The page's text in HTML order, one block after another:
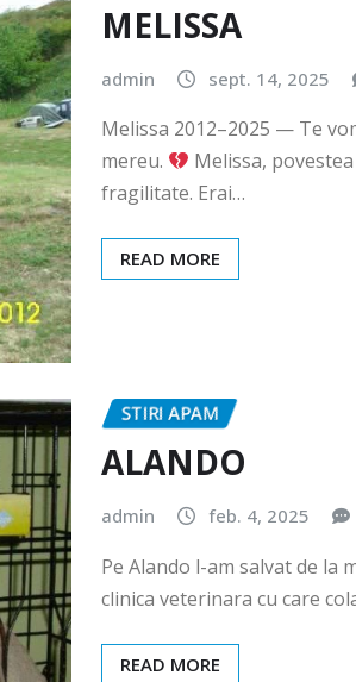
MELISSA
admin sept. 14, 2025
Melissa 2012–2025 — Te
mereu.
Melissa,
fragilitate. Erai…
READ MORE
STIRI APAM
ALANDO
admin feb. 4, 2025
Pe Alando l-am salvat de la
clinica veterinara cu care
READ MORE